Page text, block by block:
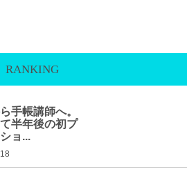
RANKING
手帳講師へ。
半年後の初プ
ョ...